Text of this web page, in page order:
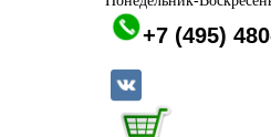
+7 (495)